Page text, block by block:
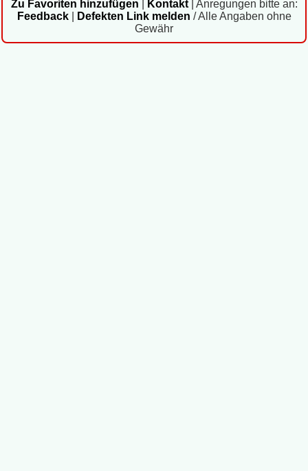
Zu Favoriten hinzufügen Kontakt| Anregungen bitte an:
Feedback| Defekten Link melden / Alle Angaben ohne
Gewähr